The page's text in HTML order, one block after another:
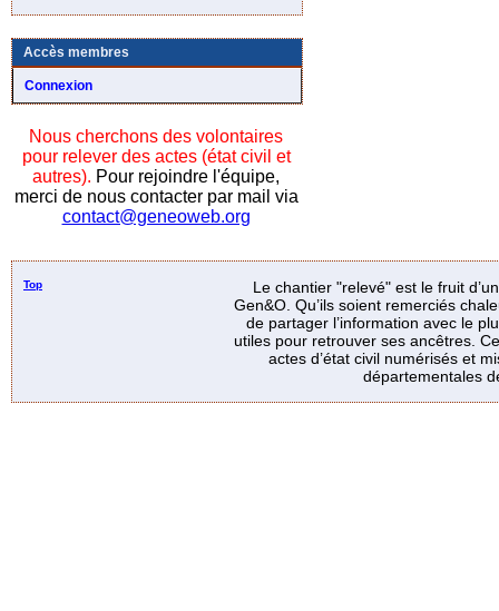
Accès membres
Connexion
Nous cherchons des volontaires
pour relever des actes (état civil et
autres). Pour rejoindre l'équipe,
merci de nous contacter par mail via
contact@geneoweb.org
Top
Le chantier "relevé" est le fruit
Gen&O. Qu’ils soient remerciés
de partager l’information avec le
utiles pour retrouver ses ancêtres.
actes d’état civil numérisés et
départementales